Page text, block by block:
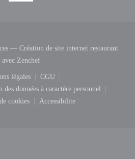
— Création de site internet restaurant
avec Zenchef((ouvre une nouvelle fenêtre))
légales
((ouvre une nouvelle fenêtre))
CGU
((ouvre une nouvelle
données à caractère personnel
((ouvre une nouvelle fenêtre))
cookies
((ouvre une nouvelle fenêtre))
Accessibilite